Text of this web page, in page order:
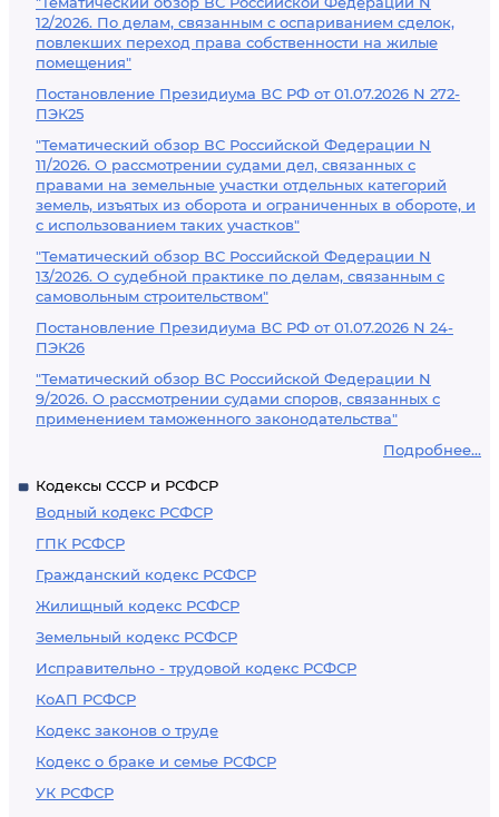
12/2026. По делам, связанным с оспариванием сделок,
повлекших переход права собственности на жилые
помещения"
Постановление Президиума ВС РФ от 01.07.2026 N 272-
ПЭК25
"Тематический обзор ВС Российской Федерации N
11/2026. О рассмотрении судами дел, связанных с
правами на земельные участки отдельных категорий
земель, изъятых из оборота и ограниченных в обороте, и
с использованием таких участков"
"Тематический обзор ВС Российской Федерации N
13/2026. О судебной практике по делам, связанным с
самовольным строительством"
Постановление Президиума ВС РФ от 01.07.2026 N 24-
ПЭК26
"Тематический обзор ВС Российской Федерации N
9/2026. О рассмотрении судами споров, связанных с
применением таможенного законодательства"
Подробнее...
Кодексы СССР и РСФСР
Водный кодекс РСФСР
ГПК РСФСР
Гражданский кодекс РСФСР
Жилищный кодекс РСФСР
Земельный кодекс РСФСР
Исправительно - трудовой кодекс РСФСР
КоАП РСФСР
Кодекс законов о труде
Кодекс о браке и семье РСФСР
УК РСФСР